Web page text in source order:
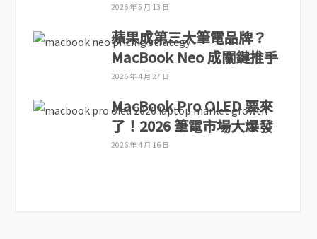
2026 年 5 月 13 日
蘋果成第三大筆電品牌？
MacBook Neo 成關鍵推手
2026 年 4 月 27 日
MacBook Pro OLED 要來
了！2026 筆電市場大爆發
2026 年 4 月 16 日